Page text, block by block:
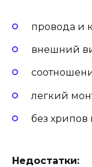
провода и
внешний
легкий
без хрипов
Недостатки: